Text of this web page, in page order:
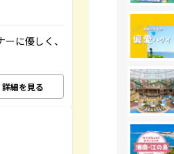
に優しく、
詳細を見る